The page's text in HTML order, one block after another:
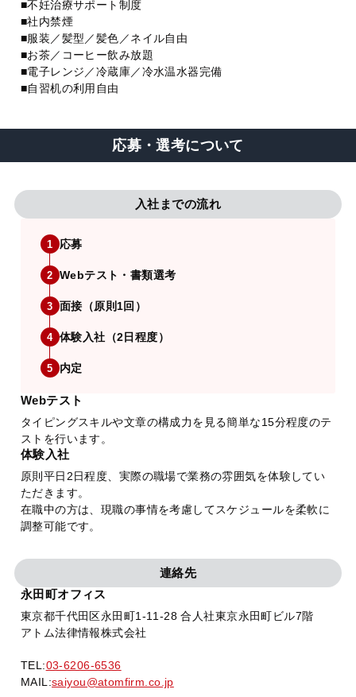
■不妊治療サポート制度
■社内禁煙
■服装／髪型／髪色／ネイル自由
■お茶／コーヒー飲み放題
■電子レンジ／冷蔵庫／冷水温水器完備
■自習机の利用自由
応募・選考について
入社までの流れ
1 応募
2 Webテスト・書類選考
3 面接（原則1回）
4 体験入社（2日程度）
5 内定
Webテスト
タイピングスキルや文章の構成力を見る簡単な15分程度のテ
ストを行います。
体験入社
原則平日2日程度、実際の職場で業務の雰囲気を体験してい
ただきます。
在職中の方は、現職の事情を考慮してスケジュールを柔軟に
調整可能です。
連絡先
永田町オフィス
東京都千代田区永田町1-11-28 合人社東京永田町ビル7階
アトム法律情報株式会社
TEL:03-6206-6536
MAIL:saiyou@atomfirm.co.jp